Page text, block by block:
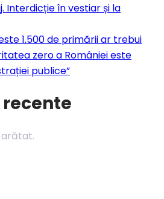
Interdicție în vestiar și la
1.500 de primării ar trebui
zero a României este
publice”
arătat.